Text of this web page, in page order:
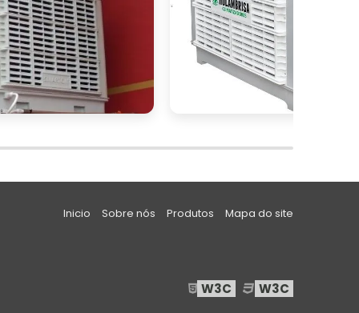
Inicio Sobre nós Produtos Mapa do site
W3C W3C